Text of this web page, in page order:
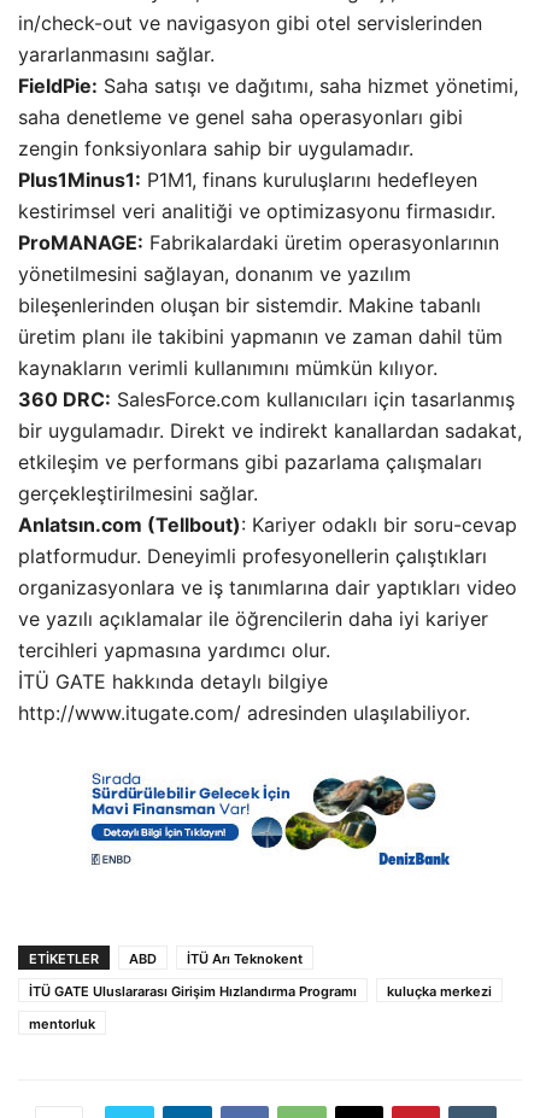
in/check-out ve navigasyon gibi otel servislerinden
yararlanmasını sağlar.
FieldPie: Saha satışı ve dağıtımı, saha hizmet yönetimi,
saha denetleme ve genel saha operasyonları gibi
zengin fonksiyonlara sahip bir uygulamadır.
Plus1Minus1: P1M1, finans kuruluşlarını hedefleyen
kestirimsel veri analitiği ve optimizasyonu firmasıdır.
ProMANAGE: Fabrikalardaki üretim operasyonlarının
yönetilmesini sağlayan, donanım ve yazılım
bileşenlerinden oluşan bir sistemdir. Makine tabanlı
üretim planı ile takibini yapmanın ve zaman dahil tüm
kaynakların verimli kullanımını mümkün kılıyor.
360 DRC: SalesForce.com kullanıcıları için tasarlanmış
bir uygulamadır. Direkt ve indirekt kanallardan sadakat,
etkileşim ve performans gibi pazarlama çalışmaları
gerçekleştirilmesini sağlar.
Anlatsın.com (Tellbout): Kariyer odaklı bir soru-cevap
platformudur. Deneyimli profesyonellerin çalıştıkları
organizasyonlara ve iş tanımlarına dair yaptıkları video
ve yazılı açıklamalar ile öğrencilerin daha iyi kariyer
tercihleri yapmasına yardımcı olur.
İTÜ GATE hakkında detaylı bilgiye
http://www.itugate.com/ adresinden ulaşılabiliyor.
ETIKETLER ABD
İTÜ Arı Teknokent
İTÜ GATE Uluslararası Girişim Hızlandırma Programı
kuluçka merkezi
mentorluk